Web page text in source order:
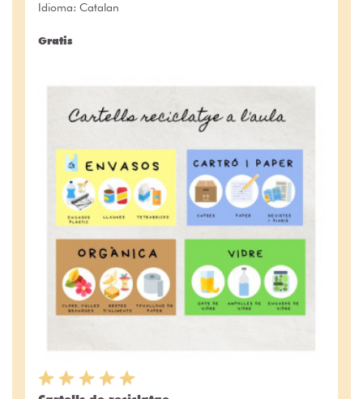
Idioma: Catalan
Gratis